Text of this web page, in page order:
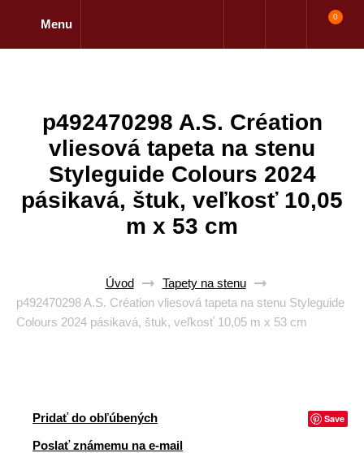
Menu
0
p492470298 A.S. Création
vliesová tapeta na stenu
Styleguide Colours 2024
pásikavá, štuk, veľkosť 10,05
m x 53 cm
Úvod
Tapety na stenu
p492470298 A.S. Création vliesová tapeta na stenu Styleguide
Colours 2024 pásikavá, štuk, veľkosť 10,05 m x 53 cm
Pridať do obľúbených Save
Poslať známemu na e-mail